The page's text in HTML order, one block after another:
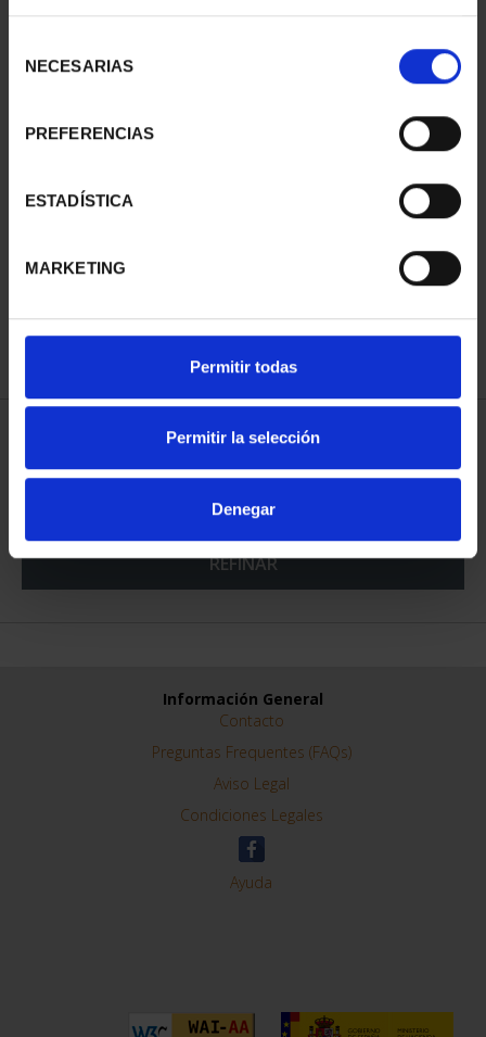
NECESARIAS
PREFERENCIAS
ESTADÍSTICA
MARKETING
Permitir todas
Permitir la selección
Denegar
CIUDADES PATRIMONIO
73,00 €
REFINAR
Información General
Contacto
Preguntas Frequentes (FAQs)
Aviso Legal
Condiciones Legales
Ayuda